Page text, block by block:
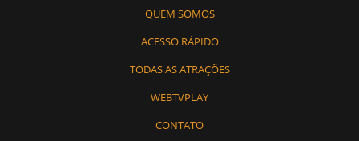
QUEM SOMOS
ACESSO RÁPIDO
TODAS AS ATRAÇÕES
WEBTVPLAY
CONTATO